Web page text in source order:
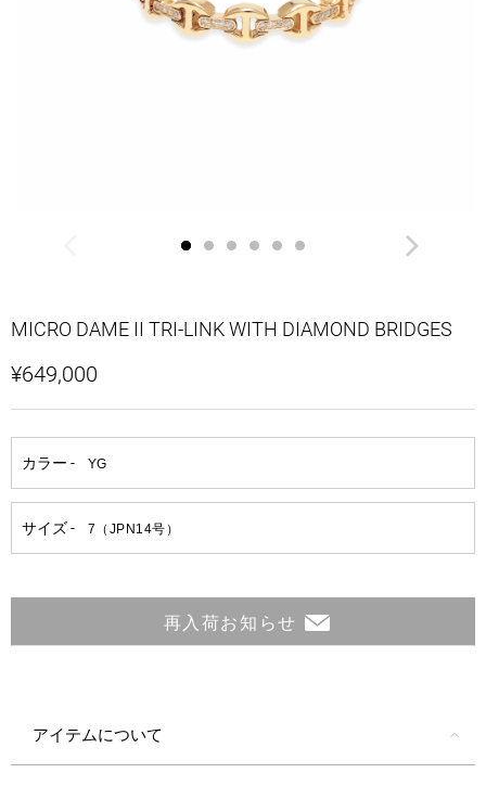
MICRO DAME II TRI-LINK WITH DIAMOND BRIDGES
¥649,000
再入荷お知らせ
アイテムについて